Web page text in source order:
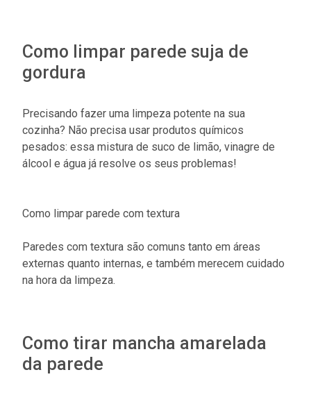
Como limpar parede suja de
gordura
Precisando fazer uma limpeza potente na sua
cozinha? Não precisa usar produtos químicos
pesados: essa mistura de suco de limão, vinagre de
álcool e água já resolve os seus problemas!
Como limpar parede com textura
Paredes com textura são comuns tanto em áreas
externas quanto internas, e também merecem cuidado
na hora da limpeza.
Como tirar mancha amarelada
da parede